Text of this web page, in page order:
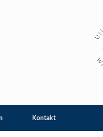
Kontakt